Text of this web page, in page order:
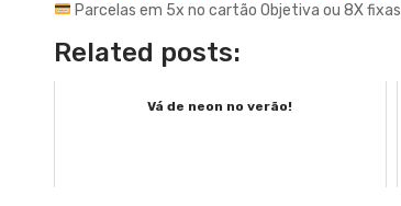
Parcelas em 5x no cartão Objetiva ou 8X fixas
Related posts:
Vá de neon no verão!